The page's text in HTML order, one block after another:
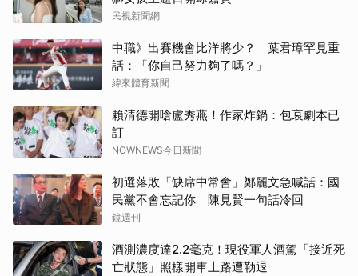
民視新聞網
中職》出賽機會比洋將少？ 葉君璋罕見重
話：「你自己努力夠了嗎？」
緯來體育新聞
賴清德開嗆盧秀燕！作家炸鍋：包衰劇本已
訂
NOWNEWS今日新聞
初選落敗「缺席中常會」鄭麗文急喊話：國
民黨不會忘記你 陳見賢一句話冷回
鏡週刊
酒測濃度達2.2毫克！現役軍人酒駕「接近死
亡狀態」照樣開車上路遭勒退